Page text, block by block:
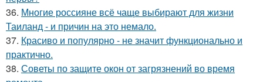
36. Многие россияне всё чаще выбирают для жизни
Таиланд - и причин на это немало.
37. Красиво и популярно - не значит функционально и
практично.
38. Советы по защите окон от загрязнений во время